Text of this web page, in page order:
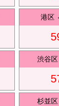
港区
渋谷区
杉並区